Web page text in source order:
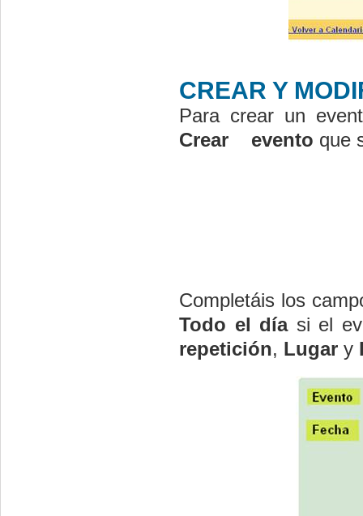
CREAR Y
Para crear un
Crear evento que
Completáis los
Todo el díasi el
repetición, Lugar y